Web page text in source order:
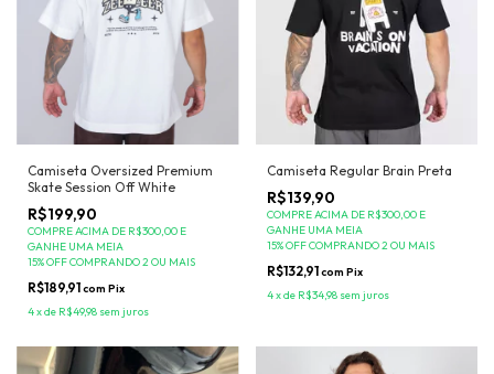
Camiseta Oversized Premium
Skate Session Off White
R$199,90
COMPRE ACIMA DE R$300,00 E
GANHE UMA MEIA
15% OFF COMPRANDO 2 OU MAIS
R$189,91com Pix
4xde R$49,98 sem juros
Camiseta Regular Brain Preta
R$139,90
COMPRE ACIMA DE R$300,00 E
GANHE UMA MEIA
15% OFF COMPRANDO 2 OU MAIS
R$132,91com Pix
4xde R$34,98 sem juros